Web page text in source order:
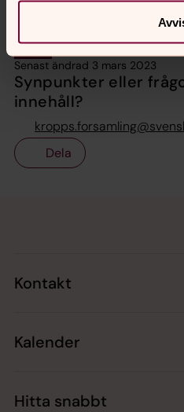
Senast ändrad 3 mars 2023
Synpunkter eller
innehåll?
Dela
Kontakt
Kalender
Hitta snabbt